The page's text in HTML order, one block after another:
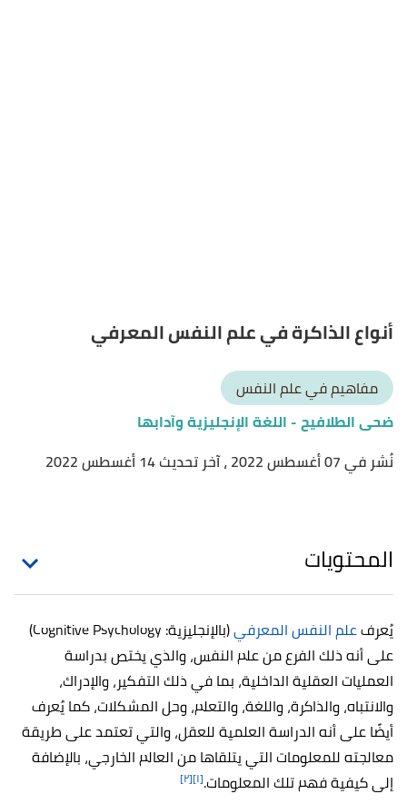
أنواع الذاكرة في علم النفس المعرفي
مفاهيم في علم النفس
ضحى الطلافيح- اللغة الإنجليزية وآدابها
نُشر في 07 أغسطس 2022
، آخر تحديث 14 أغسطس 2022
المحتويات
يُعرفعلم النفس المعرفي
(بالإنجليزية: Cognitive Psychology)
على أنه ذلك الفرع من علم النفس، والذي يختص بدراسة
العمليات العقلية الداخلية، بما في ذلك التفكير، والإدراك،
والانتباه، والذاكرة، واللغة، والتعلم، وحل المشكلات، كما يُعرف
أيضًا على أنه الدراسة العلمية للعقل، والتي تعتمد على طريقة
معالجته للمعلومات التي يتلقاها من العالم الخارجي، بالإضافة
إلى كيفية فهم تلك المعلومات.[١] [٢]